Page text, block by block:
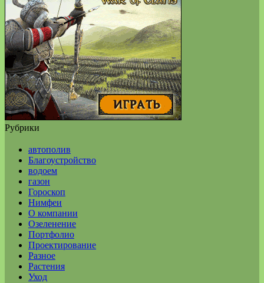
Рубрики
автополив
Благоустройство
водоем
газон
Гороскоп
Нимфеи
О компании
Озеленение
Портфолио
Проектирование
Разное
Растения
Уход